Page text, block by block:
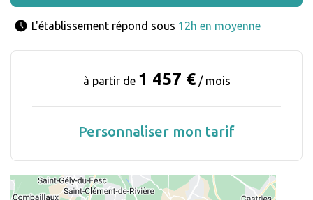
L'établissement répond sous 12h en moyenne
à partir de 1 457 €/ mois
Personnaliser mon tarif